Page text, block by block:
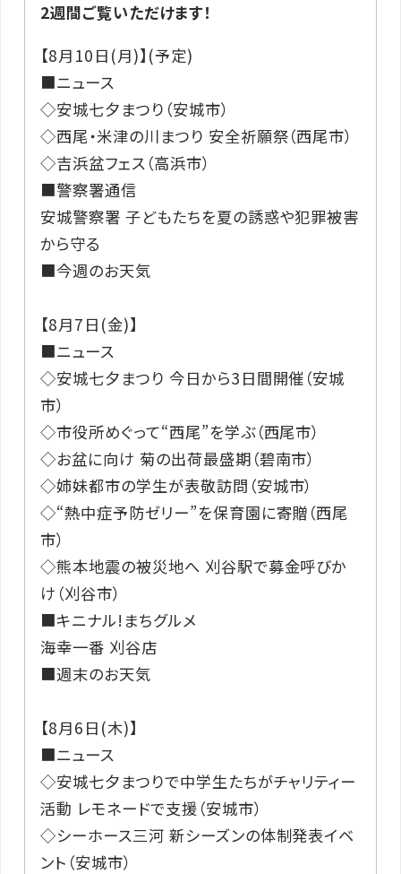
2週間ご覧いただけます！
【8月10日(月)】(予定)
■ニュース
◇安城七夕まつり（安城市）
◇西尾・米津の川まつり 安全祈願祭（西尾市）
◇吉浜盆フェス（高浜市）
■警察署通信
安城警察署 子どもたちを夏の誘惑や犯罪被害
から守る
■今週のお天気
【8月7日(金)】
■ニュース
◇安城七夕まつり 今日から3日間開催（安城
市）
◇市役所めぐって“西尾”を学ぶ（西尾市）
◇お盆に向け 菊の出荷最盛期（碧南市）
◇姉妹都市の学生が表敬訪問（安城市）
◇“熱中症予防ゼリー”を保育園に寄贈（西尾
市）
◇熊本地震の被災地へ 刈谷駅で募金呼びか
け（刈谷市）
■キニナル!まちグルメ
海幸一番 刈谷店
■週末のお天気
【8月6日(木)】
■ニュース
◇安城七夕まつりで中学生たちがチャリティー
活動 レモネードで支援（安城市）
◇シーホース三河 新シーズンの体制発表イベ
ント（安城市）